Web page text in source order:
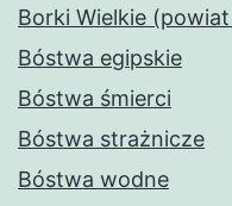
Borki Wielkie
Bóstwa egipskie
Bóstwa śmierci
Bóstwa strażnicze
Bóstwa wodne